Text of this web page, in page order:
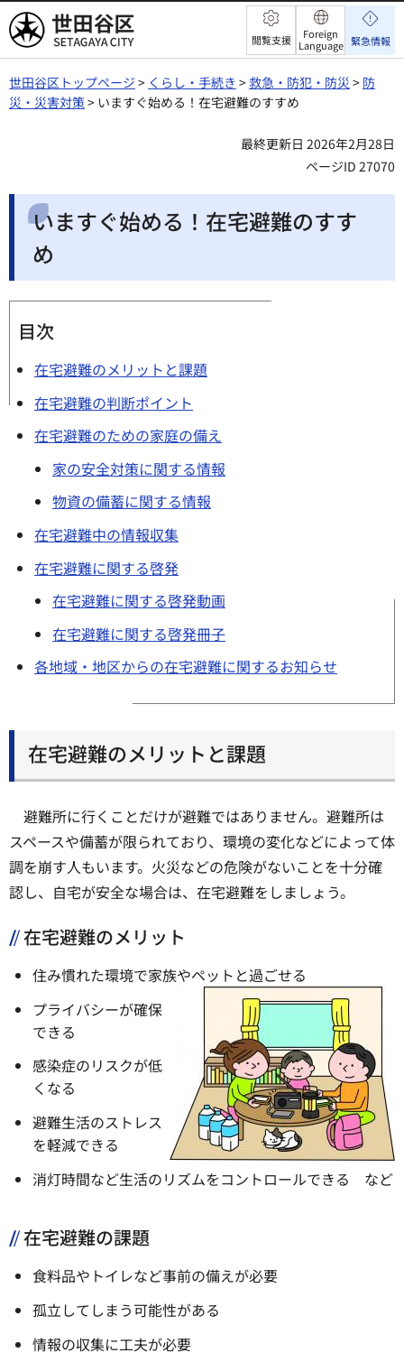
世田谷区 閲覧支援
Foreign
Language 緊急情報
世田谷区トップページ > くらし・手続き >救急・防犯・防災 > 防
災・災害対策> いますぐ始める！在宅避難のすすめ
最終更新日 2026年2月28日
ページID 27070
いますぐ始める！在宅避難のすす
め
目次
在宅避難のメリットと課題
在宅避難の判断ポイント
在宅避難のための家庭の備え
家の安全対策に関する情報
物資の備蓄に関する情報
在宅避難中の情報収集
在宅避難に関する啓発
在宅避難に関する啓発動画
在宅避難に関する啓発冊子
各地域・地区からの在宅避難に関するお知らせ
在宅避難のメリットと課題
避難所に行くことだけが避難ではありません。避難所は
スペースや備蓄が限られており、環境の変化などによって体
調を崩す人もいます。火災などの危険がないことを十分確
認し、自宅が安全な場合は、在宅避難をしましょう。
在宅避難のメリット
住み慣れた環境で家族やペットと過ごせる
プライバシーが確保
できる
感染症のリスクが低
くなる
避難生活のストレス
を軽減できる
消灯時間など生活のリズムをコントロールできる など
在宅避難の課題
食料品やトイレなど事前の備えが必要
孤立してしまう可能性がある
情報の収集に工夫が必要